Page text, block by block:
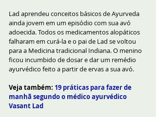
Lad aprendeu conceitos básicos de Ayurveda
ainda jovem em um episódio com sua avó
adoecida. Todos os medicamentos alopáticos
falharam em curá-la e o pai de Lad se voltou
para a Medicina tradicional Indiana. O menino
ficou incumbido de dosar e dar um remédio
ayurvédico feito a partir de ervas a sua avó.
Veja também: 19 práticas para fazer de
manhã segundo o médico ayurvédico
Vasant Lad